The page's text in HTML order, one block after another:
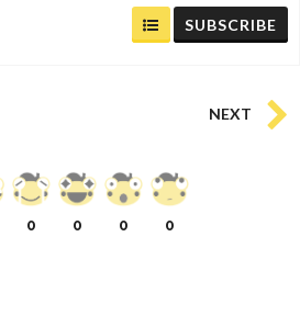
SUBSCRIBE
NEXT
0 0 0 0